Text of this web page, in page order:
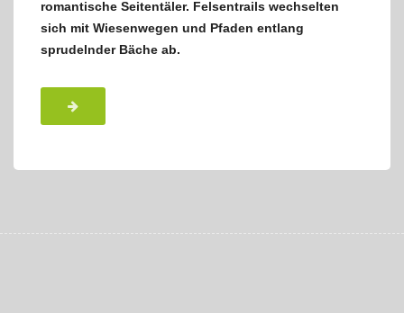
romantische Seitentäler. Felsentrails wechselten
sich mit Wiesenwegen und Pfaden entlang
sprudelnder Bäche ab.